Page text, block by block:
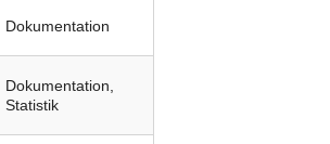
Dokumentation
Dokumentation,
Statistik